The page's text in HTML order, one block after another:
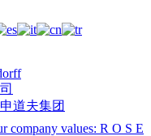
道夫集团
company values: R O S E